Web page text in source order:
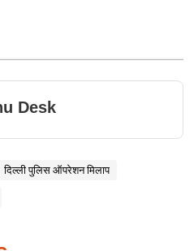
Desk
दिल्ली पुलिस ऑपरेशन मिलाप